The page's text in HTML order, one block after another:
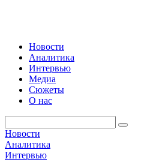
Новости
Аналитика
Интервью
Медиа
Сюжеты
О нас
Новости
Аналитика
Интервью